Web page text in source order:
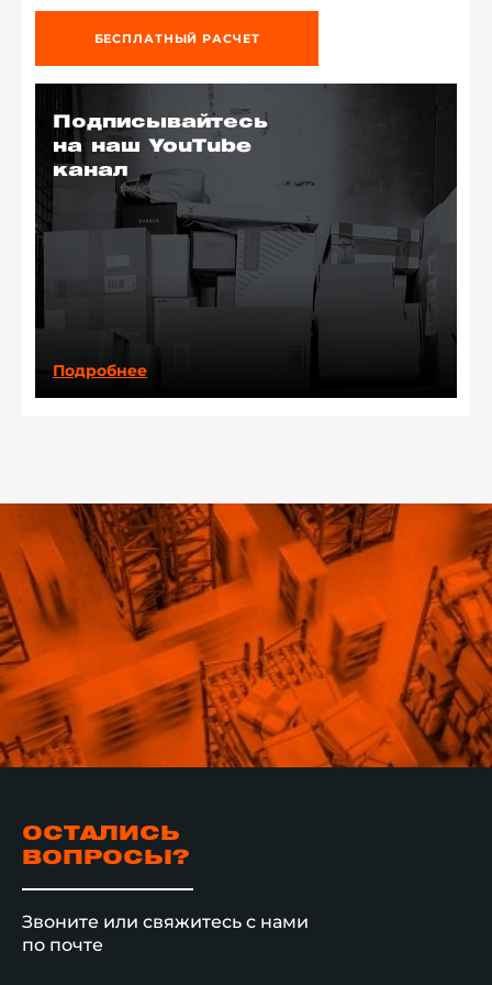
БЕСПЛАТНЫЙ РАСЧЕТ
Подписывайтесь
на наш YouTube
канал
Подробнее
ОСТАЛИСЬ
ВОПРОСЫ?
Звоните или свяжитесь с нами
по почте